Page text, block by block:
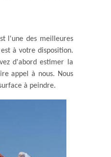
l'une des meilleures
à votre disposition.
d'abord estimer la
appel à nous. Nous
à peindre.